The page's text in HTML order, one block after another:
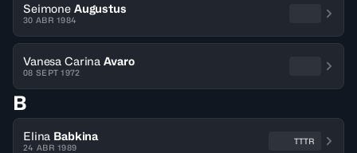
Seimone Augustus
30 ABR 1984
Vanesa Carina Avaro
08 SEPT 1972
B
Elina Babkina
24 ABR 1989
TTTR